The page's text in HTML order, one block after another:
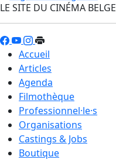
LE SITE DU CINÉMA BELGE
Accueil
Articles
Agenda
Filmothèque
Professionnel·le·s
Organisations
Castings & Jobs
Boutique